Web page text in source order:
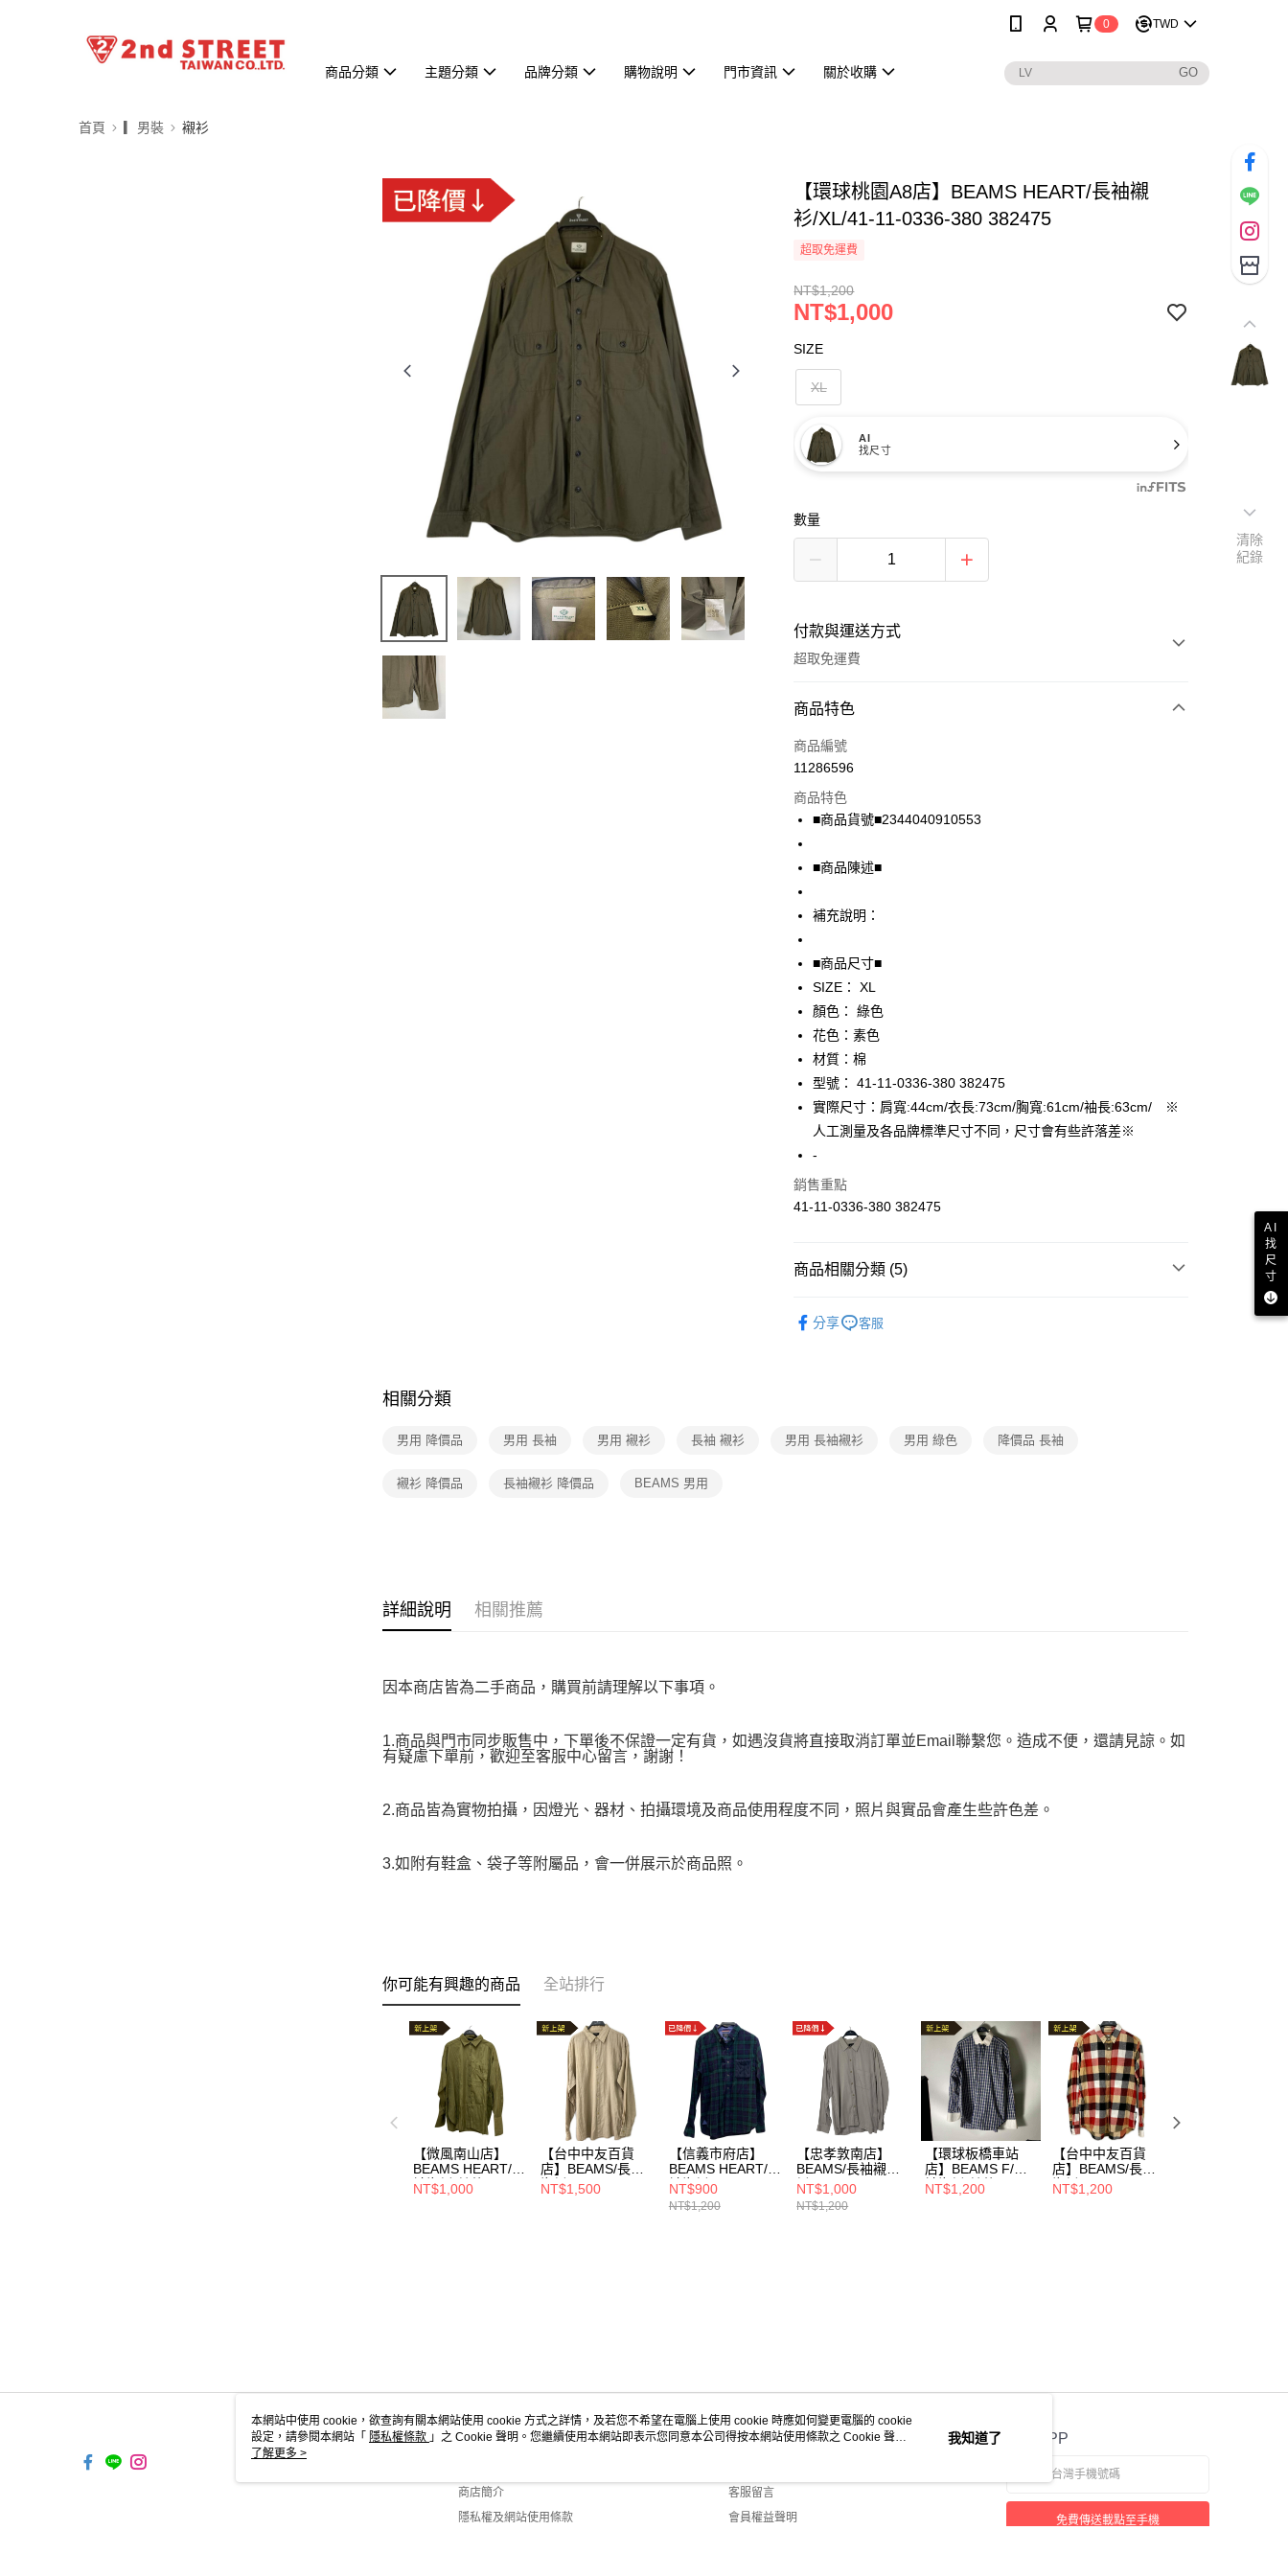
0 TWD
商品分類 主題分類 品牌分類 購物說明 門市資訊 關於收購
首頁 ▎男裝 襯衫
【環球桃園A8店】BEAMS HEART/長袖襯
衫/XL/41-11-0336-380 382475
超取免運費
NT$1,200
NT$1,000
SIZE
XL
AI
找尺寸
數量
付款與運送方式
超取免運費
付款方式
信用卡一次付款
LINE Pay
Apple Pay
悠遊付
全盈+PAY
AFTEE先享後付
相關說明
【關於「AFTEE先享後付」】
AFTEE先享後付是「在收到商品之後才付款」的支付方式。 讓您購物簡單
便利好安心！
１．簡單：不需註冊會員、不需綁卡、不需儲值。
２．便利：只要手機號碼，簡訊認證，即可結帳。
【「AFTEE先享後付」結帳流程】
付」結帳頁面，進行簡訊認證並確認金額後，即可完成結帳。
２．訂單成立數日內，您將收到繳費通知簡訊。
絡購買商品的店家。未經商家同意取消之訂單仍視為有效，需透過AFTEE
是否繳費成功／繳費後需取消欲退款等相關疑問，請聯繫「AFTEE先享後
２．關於個人資料處理事宜，請瀏覽以下網址：
運送方式
全家取貨付款
免運費
免運費
免運費
商品特色
商品編號
11286596
商品特色
■商品貨號■2344040910553
■商品陳述■
補充說明：
■商品尺寸■
SIZE： XL
顏色： 綠色
花色：素色
材質：棉
型號： 41-11-0336-380 382475
實際尺寸：肩寬:44cm/衣長:73cm/胸寬:61cm/袖長:63cm/ ※
人工測量及各品牌標準尺寸不同，尺寸會有些許落差※
-
銷售重點
41-11-0336-380 382475
商品相關分類 (5)
★降價專區⬇Max 50% off
分享 客服
相關分類
男用 降價品 男用 長袖 男用 襯衫 長袖 襯衫 男用 長袖襯衫 男用 綠色 降價品 長袖
襯衫 降價品 長袖襯衫 降價品 BEAMS 男用
詳細說明 相關推薦
因本商店皆為二手商品，購買前請理解以下事項。
1.商品與門市同步販售中，下單後不保證一定有貨，如遇沒貨將直接取消訂單並Email聯繫您。造成不便，還請見諒。如
有疑慮下單前，歡迎至客服中心留言，謝謝！
2.商品皆為實物拍攝，因燈光、器材、拍攝環境及商品使用程度不同，照片與實品會產生些許色差。
3.如附有鞋盒、袋子等附屬品，會一併展示於商品照。
你可能有興趣的商品 全站排行
【微風南山店】
BEAMS HEART/長
袖襯衫/其他/43-
11-0156-152
NT$1,000
【台中中友百貨
店】BEAMS/長袖
襯衫/XL/12-11-
0282
NT$1,500
【信義市府店】
BEAMS HEART/長
袖襯衫/M/
NT$900
NT$1,200
【忠孝敦南店】
BEAMS/長袖襯
衫/SS/0120-011-
301
NT$1,000
NT$1,200
【環球板橋車站
店】BEAMS F/長
袖襯衫/其他/21-
11-0126-563
NT$1,200
【台中中友百貨
店】BEAMS/長袖
襯衫/S/12-11-
0029
NT$1,200
關於我們
商店簡介
隱私權及網站使用條款
客服資訊
客服留言
會員權益聲明
官方APP
免費傳送載點至手機
清除
紀錄
本網站中使用 cookie，欲查詢有關本網站使用 cookie 方式之詳情，及若您不希望在電腦上使用 cookie 時應如何變更電腦的 cookie
設定，請參閱本網站「 隱私權條款 」之 Cookie 聲明。您繼續使用本網站即表示您同意本公司得按本網站使用條款之 Cookie 聲明
使用 cookie。
了解更多 >
我知道了
AI
找
尺
寸